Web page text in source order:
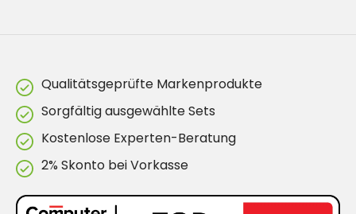
Qualitätsgeprüfte Markenprodukte
Sorgfältig ausgewählte Sets
Kostenlose Experten-Beratung
2% Skonto bei Vorkasse